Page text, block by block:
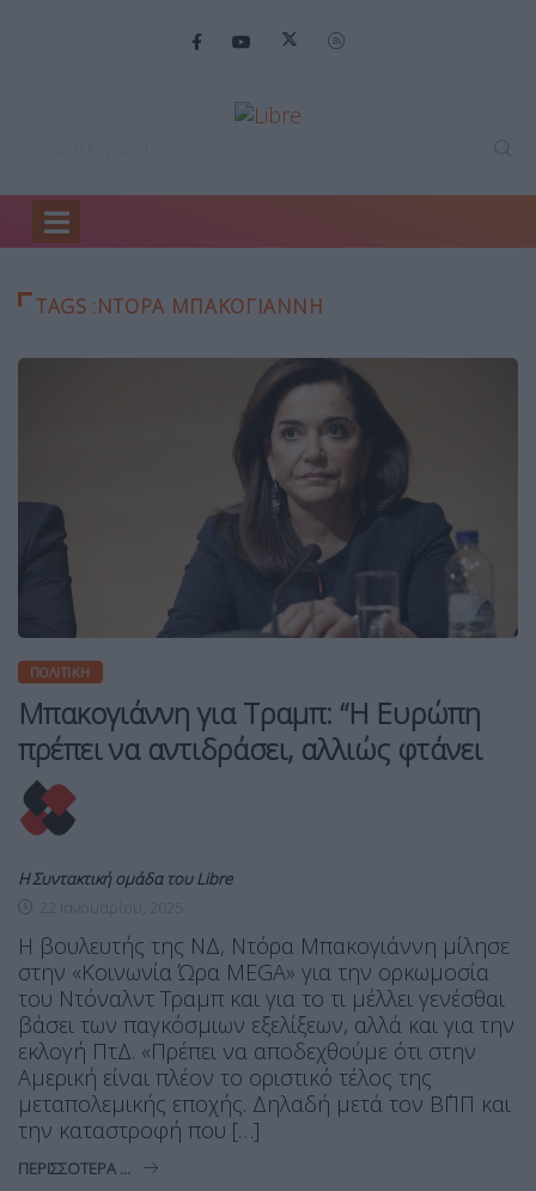
Home
TAGS :ΝΤΌΡΑ ΜΠΑΚΟΓΙΆΝΝΗ
ΠΟΛΙΤΙΚΉ
Μπακογιάννη για Τραμπ: “Η Ευρώπη
πρέπει να αντιδράσει, αλλιώς φτάνει
Η Συντακτική ομάδα του Libre
Η βουλευτής της ΝΔ, Ντόρα Μπακογιάννη μίλησε
στην «Κοινωνία Ώρα MEGA» για την ορκωμοσία
του Ντόναλντ Τραμπ και για το τι μέλλει γενέσθαι
βάσει των παγκόσμιων εξελίξεων, αλλά και για την
εκλογή ΠτΔ. «Πρέπει να αποδεχθούμε ότι στην
Αμερική είναι πλέον το οριστικό τέλος της
μεταπολεμικής εποχής. Δηλαδή μετά τον Β΄ΠΠ και
την καταστροφή που […]
ΠΕΡΙΣΣΌΤΕΡΑ ...